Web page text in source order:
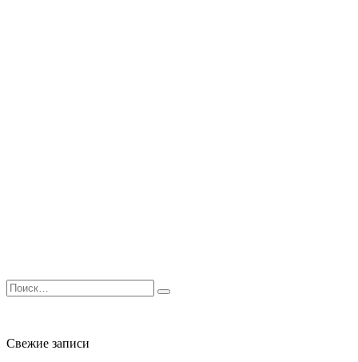
Search
for:
Свежие записи